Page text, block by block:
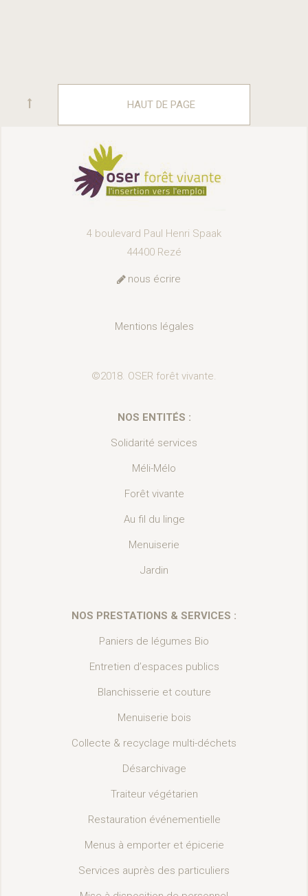
HAUT DE PAGE
4 boulevard Paul Henri Spaak
44400 Rezé
nous écrire
Mentions légales
©2018. OSER forêt vivante.
NOS ENTITÉS :
Solidarité services
Méli-Mélo
Forêt vivante
Au fil du linge
Menuiserie
Jardin
NOS PRESTATIONS & SERVICES :
Paniers de légumes Bio
Entretien d’espaces publics
Blanchisserie et couture
Menuiserie bois
Collecte & recyclage multi-déchets
Désarchivage
Traiteur végétarien
Restauration événementielle
Menus à emporter et épicerie
Services auprès des particuliers